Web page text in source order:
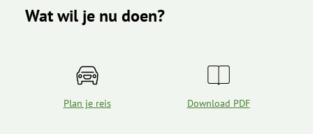
Wat wil je nu doen?
Plan je reis Download PDF